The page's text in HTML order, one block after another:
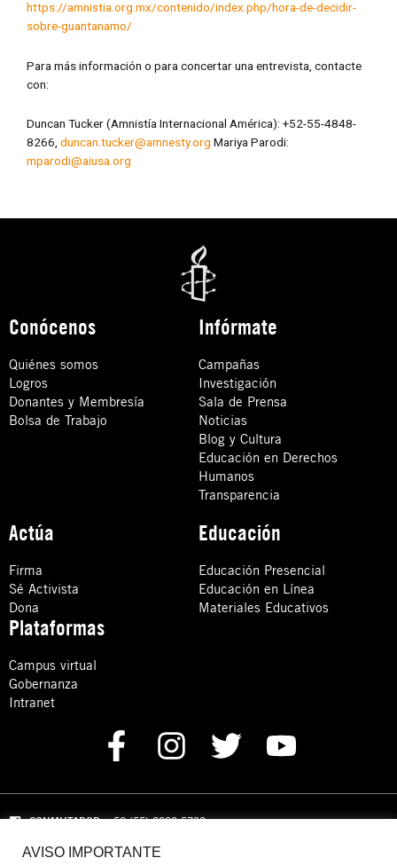
https://amnistia.org.mx/contenido/index.php/hora-de-decidir-
sobre-guantanamo/
Para más información o para concertar una entrevista, contacte
con:
Duncan Tucker (Amnistía Internacional América): +52-55-4848-
8266, duncan.tucker@amnesty.org Mariya Parodi:
mparodi@aiusa.org
Conócenos
Quiénes somos
Logros
Donantes y Membresía
Bolsa de Trabajo
Infórmate
Campañas
Investigación
Sala de Prensa
Noticias
Blog y Cultura
Educación en Derechos
Humanos
Transparencia
Actúa
Firma
Sé Activista
Dona
Educación
Educación Presencial
Educación en Línea
Materiales Educativos
Plataformas
Campus virtual
Gobernanza
Intranet
CONMUTADOR: +52 (55) 8880 5730
Domicilio: Calle Hércules 13,
AVISO IMPORTANTE